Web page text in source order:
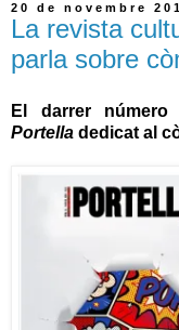
20 de novembre
La revista
parla sobre
El darrer
Portella dedicat al